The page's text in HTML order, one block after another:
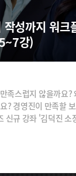
성까지 워크
강)
족스럽지 않을까요?
? 경영진이 만족할
신규 강좌 '김덕진 소
용이 아니라 기업의